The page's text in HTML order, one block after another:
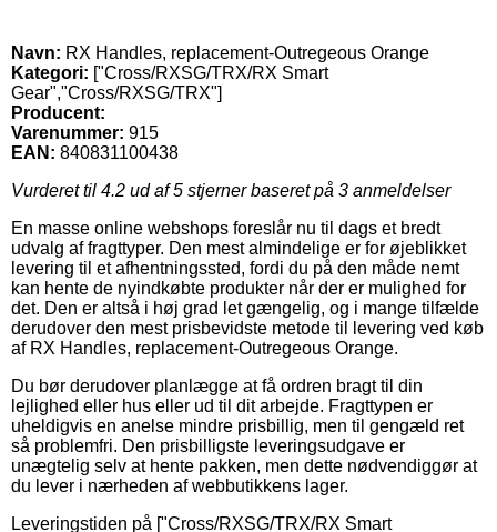
Navn: RX Handles, replacement-Outregeous Orange
Kategori: ["Cross/RXSG/TRX/RX Smart
Gear","Cross/RXSG/TRX"]
Producent:
Varenummer: 915
EAN: 840831100438
Vurderet til 4.2 ud af 5 stjerner baseret på 3 anmeldelser
En masse online webshops foreslår nu til dags et bredt
udvalg af fragttyper. Den mest almindelige er for øjeblikket
levering til et afhentningssted, fordi du på den måde nemt
kan hente de nyindkøbte produkter når der er mulighed for
det. Den er altså i høj grad let gængelig, og i mange tilfælde
derudover den mest prisbevidste metode til levering ved køb
af RX Handles, replacement-Outregeous Orange.
Du bør derudover planlægge at få ordren bragt til din
lejlighed eller hus eller ud til dit arbejde. Fragttypen er
uheldigvis en anelse mindre prisbillig, men til gengæld ret
så problemfri. Den prisbilligste leveringsudgave er
unægtelig selv at hente pakken, men dette nødvendiggør at
du lever i nærheden af webbutikkens lager.
Leveringstiden på ["Cross/RXSG/TRX/RX Smart